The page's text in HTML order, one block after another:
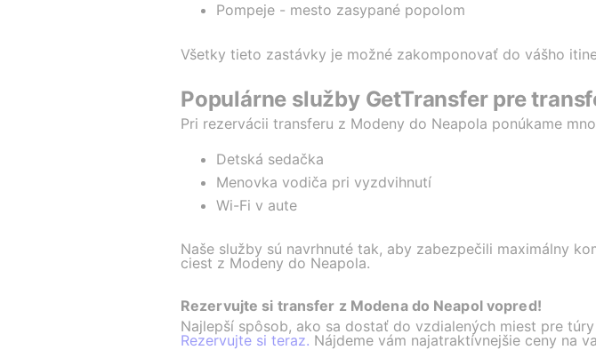
Pompeje - mesto zasypané popolom
Všetky tieto zastávky je možné zakomponovať do vášho
Populárne služby GetTransfer pre
Pri rezervácii transferu z Modeny do Neapola ponúkame
Detská sedačka
Menovka vodiča pri vyzdvihnutí
Wi-Fi v aute
Naše služby sú navrhnuté tak, aby zabezpečili maximálny
ciest z Modeny do Neapola.
Rezervujte si transfer z Modena do Neapol vopred!
Najlepší spôsob, ako sa dostať do vzdialených miest pre
Rezervujte si teraz. Nájdeme vám najatraktívnejšie ceny na